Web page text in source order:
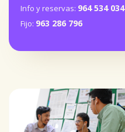
Info y reservas: 964 534 034
Fijo: 963 286 796